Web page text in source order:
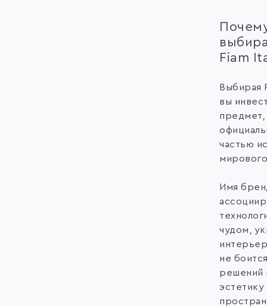
Fiam
Выбирая
вы
частью
Имя
чудом,
не
решений